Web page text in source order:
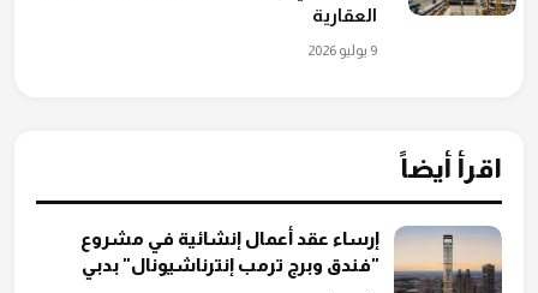
العقارية
9 يوليو 2026
اقرأ أيضاً
إرساء عقد أعمال إنشائية في مشروع
"فندق وبرج ترمب إنترناشيونال" بدبي